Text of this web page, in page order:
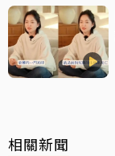
相關新聞